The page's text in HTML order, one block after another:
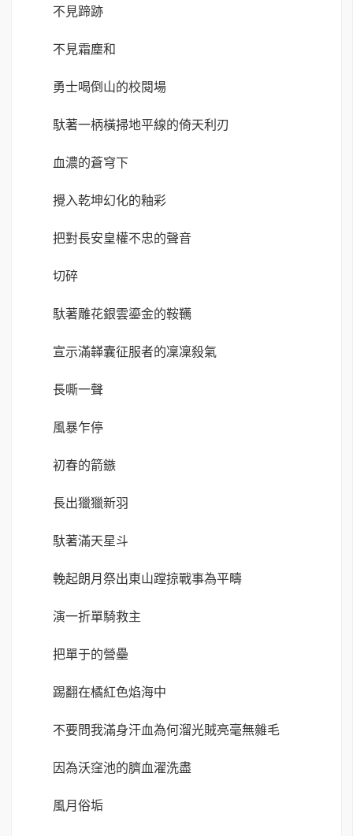
不見蹄跡
不見霜塵和
勇士喝倒山的校閱場
馱著一柄橫掃地平線的倚天利刃
血濃的蒼穹下
攪入乾坤幻化的釉彩
把對長安皇權不忠的聲音
切碎
馱著雕花銀雲鎏金的鞍韉
宣示滿韚囊征服者的凜凜殺氣
長嘶一聲
風暴乍停
初春的箭鏃
長出獵獵新羽
馱著滿天星斗
輓起朗月祭出東山蹚掠戰事為平疇
演一折單騎救主
把單于的營壘
踢翻在橘紅色焰海中
不要問我滿身汗血為何溜光賊亮毫無雜毛
因為沃窪池的臍血濯洗盡
風月俗垢